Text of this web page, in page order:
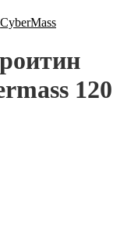
CyberMass
120